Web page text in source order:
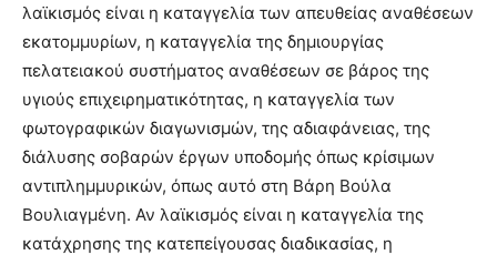
λαϊκισμός είναι η καταγγελία των απευθείας αναθέσεων
εκατομμυρίων, η καταγγελία της δημιουργίας
πελατειακού συστήματος αναθέσεων σε βάρος της
υγιούς επιχειρηματικότητας, η καταγγελία των
φωτογραφικών διαγωνισμών, της αδιαφάνειας, της
διάλυσης σοβαρών έργων υποδομής όπως κρίσιμων
αντιπλημμυρικών, όπως αυτό στη Βάρη Βούλα
Βουλιαγμένη. Αν λαϊκισμός είναι η καταγγελία της
κατάχρησης της κατεπείγουσας διαδικασίας, η